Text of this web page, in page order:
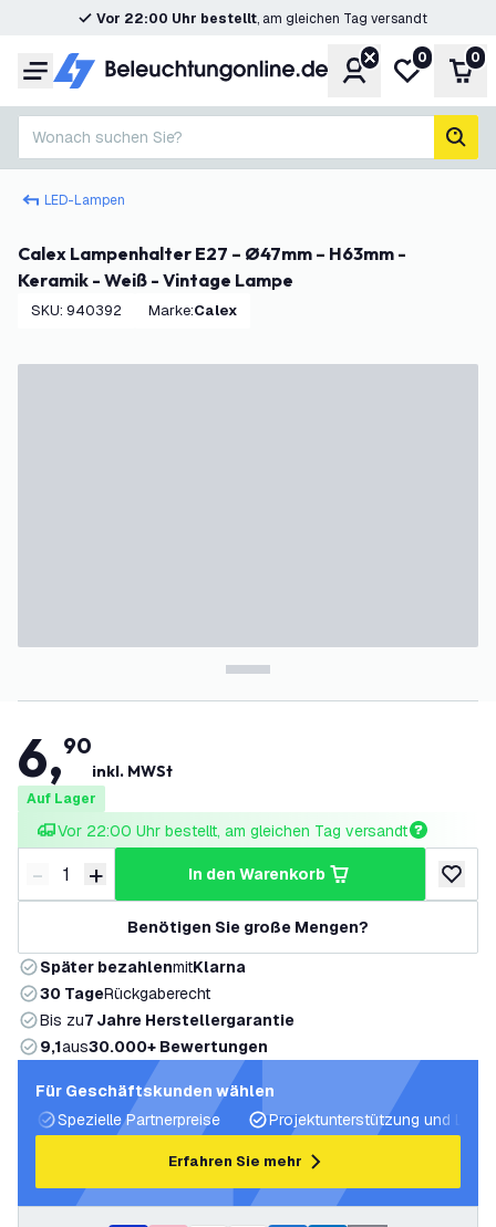
Vor 22:00 Uhr bestellt, am gleichen Tag versandt
Menü KontoMeine
0 0
Wonach suchen Sie?
LED-Lampen
Calex Lampenhalter E27 – Ø47mm – H63mm -
Keramik - Weiß - Vintage Lampe
SKU: 940392 Marke: Calex
6,90
inkl. MWSt
Auf Lager
Vor 22:00 Uhr bestellt, am gleichen Tag versandt
Menge verringern
- Menge erhöhen
+ in den Warenkorb
zur
Benötigen Sie große Mengen?
Später bezahlenmitKlarna
30 TageRückgaberecht
Bis zu7 Jahre Herstellergarantie
9,1aus30.000+ Bewertungen
Für Geschäftskunden wählen
Spezielle Partnerpreise
Projektunterstützung und
Erfahren Sie mehr